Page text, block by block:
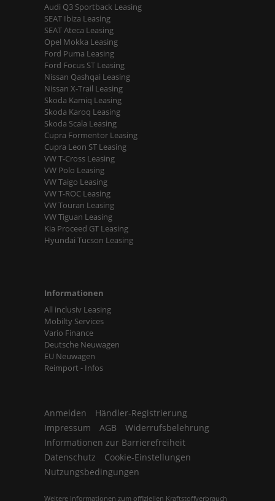
Audi Q3 Sportback Leasing
SEAT Ibiza Leasing
SEAT Ateca Leasing
Opel Mokka Leasing
Ford Puma Leasing
Ford Focus ST Leasing
Nissan Qashqai Leasing
Nissan X-Trail Leasing
Skoda Kamiq Leasing
Skoda Karoq Leasing
Skoda Scala Leasing
Cupra Formentor Leasing
Cupra Leon ST Leasing
VW T-Cross Leasing
VW Polo Leasing
VW Taigo Leasing
VW T-ROC Leasing
VW Touran Leasing
VW Tiguan Leasing
Kia Proceed GT Leasing
Hyundai Tucson Leasing
Informationen
All inclusiv Leasing
Mobilty Services
Vario Finance
Deutsche Neuwagen
EU Neuwagen
Reimport - Infos
Anmelden
Händler-Registrierung
Impressum
AGB
Widerrufsbelehrung
Informationen zur Barrierefreiheit
Datenschutz
Cookie-Einstellungen
Nutzungsbedingungen
Weitere Informationen zum offiziellen Kraftstoffverbrauch